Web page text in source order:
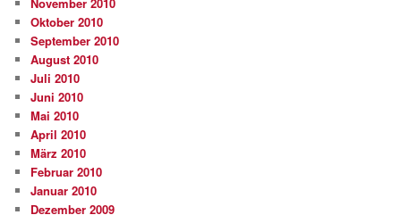
Oktober 2010
September 2010
August 2010
Juli 2010
Juni 2010
Mai 2010
April 2010
März 2010
Februar 2010
Januar 2010
Dezember 2009